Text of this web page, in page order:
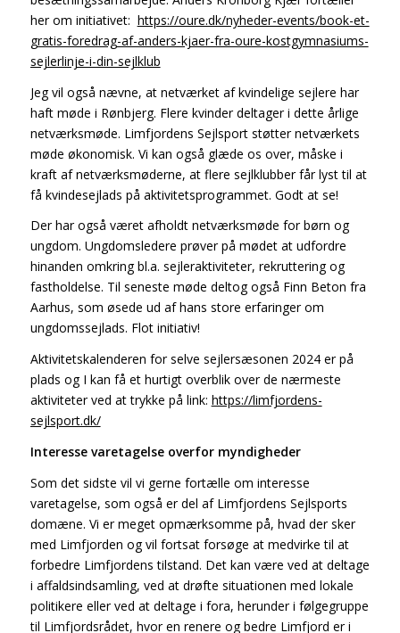
her om initiativet: https://oure.dk/nyheder-events/book-et-
gratis-foredrag-af-anders-kjaer-fra-oure-kostgymnasiums-
sejlerlinje-i-din-sejlklub
Jeg vil også nævne, at netværket af kvindelige sejlere har
haft møde i Rønbjerg. Flere kvinder deltager i dette årlige
netværksmøde. Limfjordens Sejlsport støtter netværkets
møde økonomisk. Vi kan også glæde os over, måske i
kraft af netværksmøderne, at flere sejlklubber får lyst til at
få kvindesejlads på aktivitetsprogrammet. Godt at se!
Der har også været afholdt netværksmøde for børn og
ungdom. Ungdomsledere prøver på mødet at udfordre
hinanden omkring bl.a. sejleraktiviteter, rekruttering og
fastholdelse. Til seneste møde deltog også Finn Beton fra
Aarhus, som øsede ud af hans store erfaringer om
ungdomssejlads. Flot initiativ!
Aktivitetskalenderen for selve sejlersæsonen 2024 er på
plads og I kan få et hurtigt overblik over de nærmeste
aktiviteter ved at trykke på link: https://limfjordens-
sejlsport.dk/
Interesse varetagelse overfor myndigheder
Som det sidste vil vi gerne fortælle om interesse
varetagelse, som også er del af Limfjordens Sejlsports
domæne. Vi er meget opmærksomme på, hvad der sker
med Limfjorden og vil fortsat forsøge at medvirke til at
forbedre Limfjordens tilstand. Det kan være ved at deltage
i affaldsindsamling, ved at drøfte situationen med lokale
politikere eller ved at deltage i fora, herunder i følgegruppe
til Limfjordsrådet, hvor en renere og bedre Limfjord er i